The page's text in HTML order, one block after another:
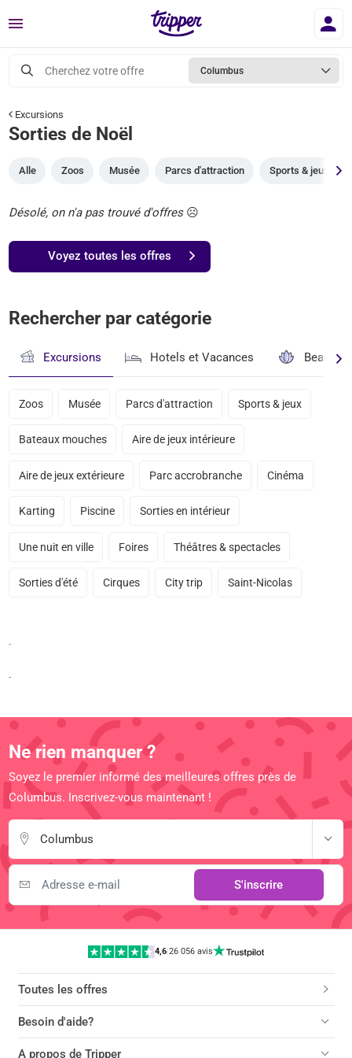
Menu
Cherchez votre offre Columbus
Excursions
Sorties de Noël
Alle Zoos Musée Parcs d'attraction Sports & jeux
Désolé, on n'a pas trouvé d'offres☹️
Voyez toutes les offres
Rechercher par catégorie
Excursions Hotels et Vacances Beauté
Zoos Musée Parcs d'attraction Sports & jeux
Bateaux mouches Aire de jeux intérieure
Aire de jeux extérieure Parc accrobranche Cinéma
Karting Piscine Sorties en intérieur
Une nuit en ville Foires Théâtres & spectacles
Sorties d'été Cirques City trip Saint-Nicolas
-
-
Ne rien manquer ?
Soyez le premier informé des meilleures offres près de
Columbus. Inscrivez-vous maintenant !
Columbus
S'inscrire
4,6 |26 056 avis
Toutes les offres
Besoin d'aide?
A propos de Tripper